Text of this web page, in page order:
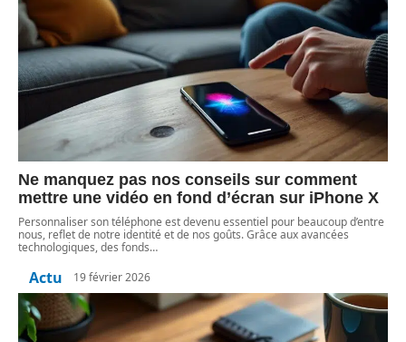
Ne manquez pas nos conseils sur comment
mettre une vidéo en fond d’écran sur iPhone X
Personnaliser son téléphone est devenu essentiel pour beaucoup d’entre
nous, reflet de notre identité et de nos goûts. Grâce aux avancées
technologiques, des fonds…
Actu 19 février 2026